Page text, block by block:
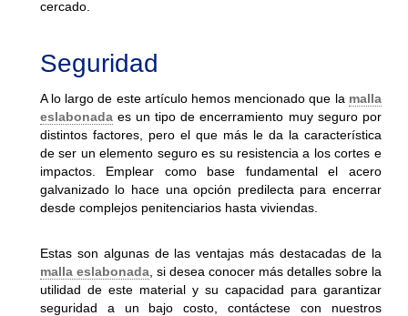
cercado.
Seguridad
A lo largo de este artículo hemos mencionado que la malla
eslabonadaes un tipo de encerramiento muy seguro por
distintos factores, pero el que más le da la característica
de ser un elemento seguro es su resistencia a los cortes e
impactos. Emplear como base fundamental el acero
galvanizado lo hace una opción predilecta para encerrar
desde complejos penitenciarios hasta viviendas.
Estas son algunas de las ventajas más destacadas de la
malla eslabonada, si desea conocer más detalles sobre la
utilidad de este material y su capacidad para garantizar
seguridad a un bajo costo, contáctese con nuestros